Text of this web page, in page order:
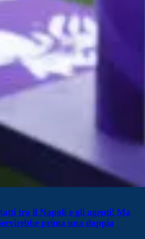
tra il Napoli e gli agenti! Ma
prima una doppia